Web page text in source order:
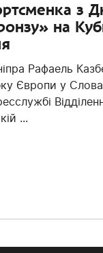
з
на
Рафаель
Європи у
...